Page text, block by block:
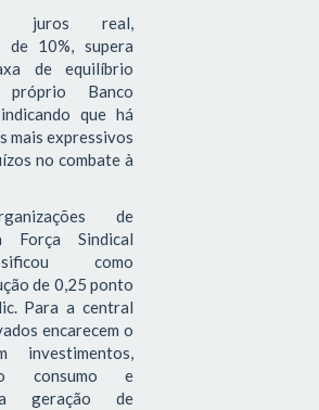
juros real,
de 10%, supera
de equilíbrio
Banco
que há
mais expressivos
no combate à
de
Força Sindical
como
de 0,25 ponto
Para a central
encarecem o
investimentos,
o consumo e
a geração de